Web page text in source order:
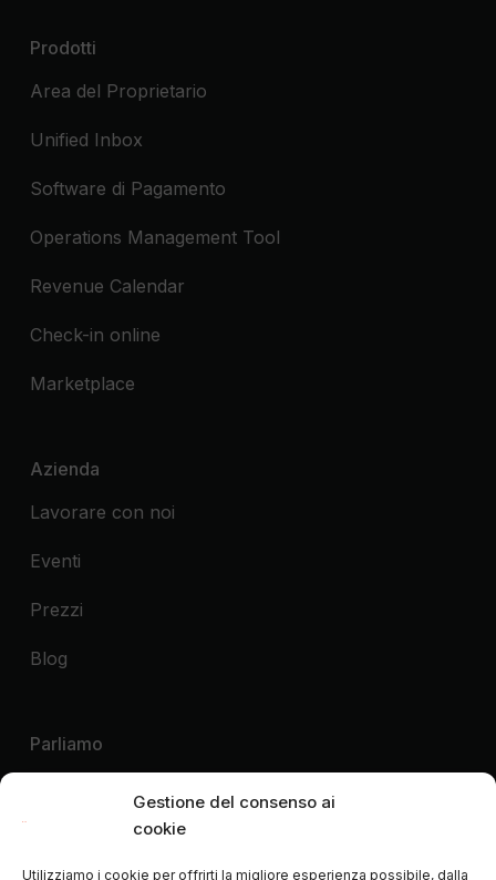
Gestione del consenso ai
cookie
Utilizziamo i cookie per offrirti la migliore esperienza possibile, dalla
Prodotti
Area del Proprietario
Unified Inbox
Software di Pagamento
Operations Management Tool
Revenue Calendar
Check-in online
Marketplace
Azienda
Lavorare con noi
Eventi
Prezzi
Blog
Parliamo
Voglio contattare